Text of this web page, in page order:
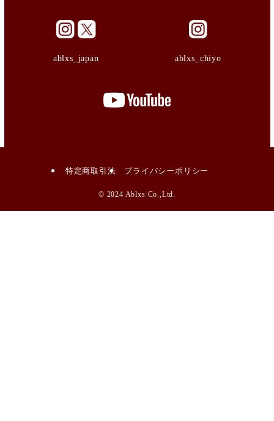
ablxs_japan ablxs_chiyo
特定商取引法 プライバシーポリシー
© 2024 Ablxs Co.,Ltd.